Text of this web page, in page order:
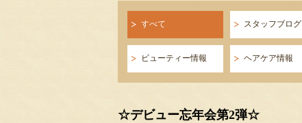
すべて スタッフブログ
ビューティー情報 ヘアケア情報
☆デビュー忘年会第2弾☆